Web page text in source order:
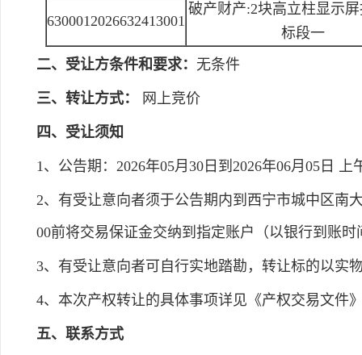
6300012026632413001
破产财产:2块高立柱显示
标段一
二、受让方条件和要求： 无条件
三、转让方式： 网上竞价
四、受让须知
1、公告期：2026年05月30日到2026年06月05日 上
2、有受让意向者须于公告期内到西宁市城中区南
00前将交易保证金交纳到指定账户（以银行到账
3、有受让意向者可自行实地踏勘，转让标的以实
4、本次产权转让的具体事项详见《产权交易文件
五、联系方式